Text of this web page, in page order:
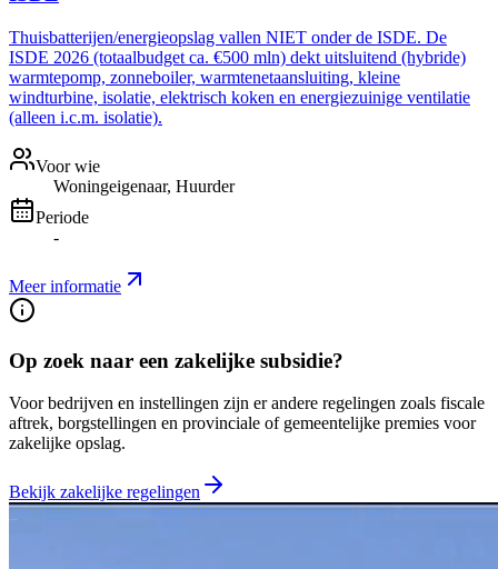
Thuisbatterijen/energieopslag vallen NIET onder de ISDE. De
ISDE 2026 (totaalbudget ca. €500 mln) dekt uitsluitend (hybride)
warmtepomp, zonneboiler, warmtenetaansluiting, kleine
windturbine, isolatie, elektrisch koken en energiezuinige ventilatie
(alleen i.c.m. isolatie).
Voor wie
Woningeigenaar, Huurder
Periode
-
Meer informatie
Op zoek naar een zakelijke subsidie?
Voor bedrijven en instellingen zijn er andere regelingen zoals fiscale
aftrek, borgstellingen en provinciale of gemeentelijke premies voor
zakelijke opslag.
Bekijk zakelijke regelingen